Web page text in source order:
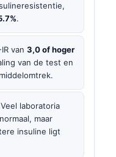
.
van 3,0 of hoger
van de test en
Veel laboratoria
maar
insuline ligt